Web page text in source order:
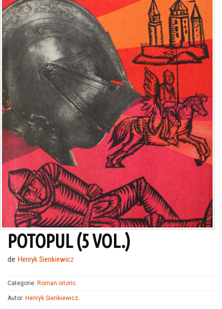
POTOPUL (5 VOL.)
de Henryk Sienkiewicz
Categorie: Roman istoric.
Autor: Henryk Sienkiewicz.